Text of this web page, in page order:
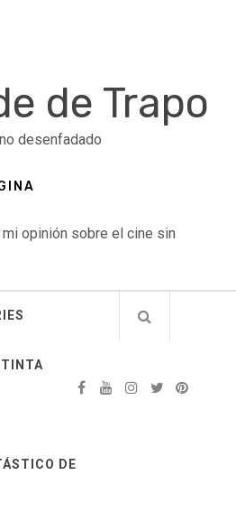
de Trapo
desenfadado
opinión sobre el cine sin
TINTA
DE